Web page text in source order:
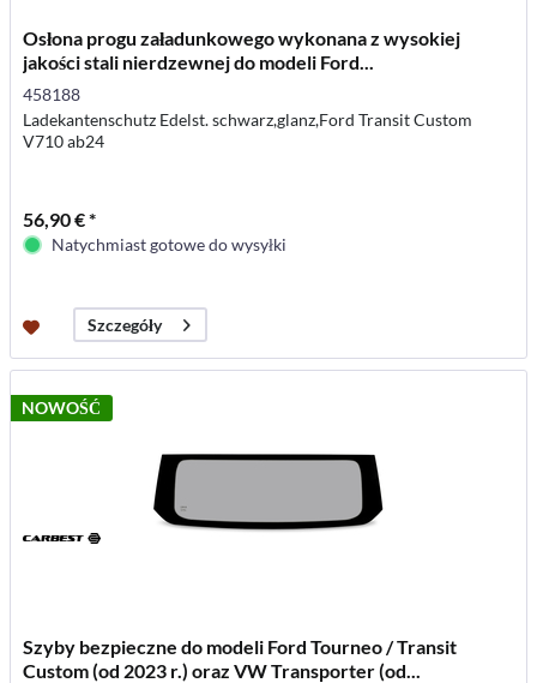
Osłona progu załadunkowego wykonana z wysokiej
jakości stali nierdzewnej do modeli Ford...
458188
Ladekantenschutz Edelst. schwarz,glanz,Ford Transit Custom
V710 ab24
56,90 € *
Natychmiast gotowe do wysyłki
Szczegóły
NOWOŚĆ
Szyby bezpieczne do modeli Ford Tourneo / Transit
Custom (od 2023 r.) oraz VW Transporter (od...